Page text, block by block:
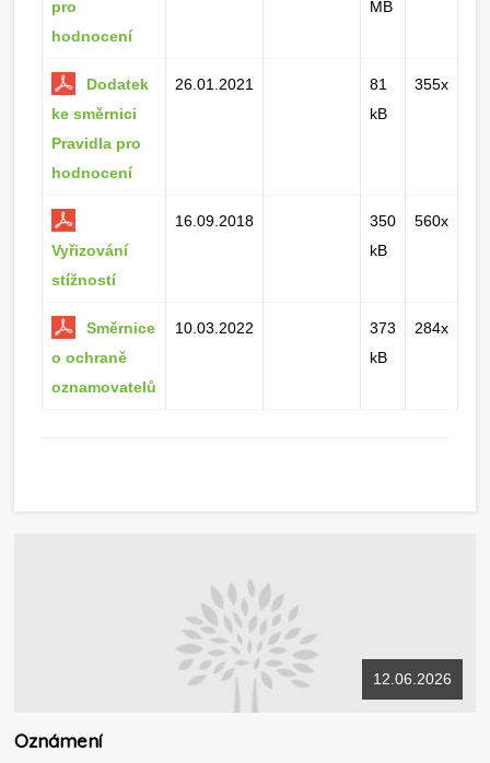
pro
hodnocení
MB
Dodatek
ke směrnici
Pravidla pro
hodnocení
26.01.2021
81
kB
355x
Vyřizování
stížností
16.09.2018
350
kB
560x
Směrnice
o ochraně
oznamovatelů
10.03.2022
373
kB
284x
12.06.2026
Oznámení